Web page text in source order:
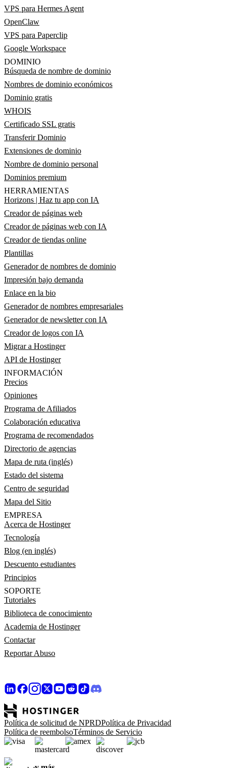
VPS para Hermes Agent
OpenClaw
VPS para Paperclip
Google Workspace
DOMINIO
Búsqueda de nombre de dominio
Nombres de dominio económicos
Dominio gratis
WHOIS
Certificado SSL gratis
Transferir Dominio
Extensiones de dominio
Nombre de dominio personal
Dominios premium
HERRAMIENTAS
Horizons | Haz tu app con IA
Creador de páginas web
Creador de páginas web con IA
Creador de tiendas online
Plantillas
Generador de nombres de dominio
Impresión bajo demanda
Enlace en la bio
Generador de nombres empresariales
Generador de newsletter con IA
Creador de logos con IA
Migrar a Hostinger
API de Hostinger
INFORMACIÓN
Precios
Opiniones
Programa de Afiliados
Colaboración educativa
Programa de recomendados
Directorio de agencias
Mapa de ruta (inglés)
Estado del sistema
Centro de seguridad
Mapa del Sitio
EMPRESA
Acerca de Hostinger
Tecnología
Blog (en inglés)
Descuento estudiantes
Principios
SOPORTE
Tutoriales
Biblioteca de conocimiento
Academia de Hostinger
Contactar
Reportar Abuso
Política de solicitud de NPRDPolítica de Privacidad
Política de reembolsoTérminos de Servicio